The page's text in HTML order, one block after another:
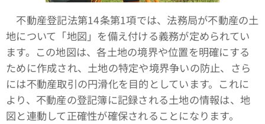
不動産登記法第14条第1項では、法務局が不動産の土
地について「地図」を備え付ける義務が定められてい
ます。この地図は、各土地の境界や位置を明確にする
ために作成され、土地の特定や境界争いの防止、さら
には不動産取引の円滑化を目的としています。これに
より、不動産の登記簿に記録される土地の情報は、地
図と連動して正確性が確保されることになります。